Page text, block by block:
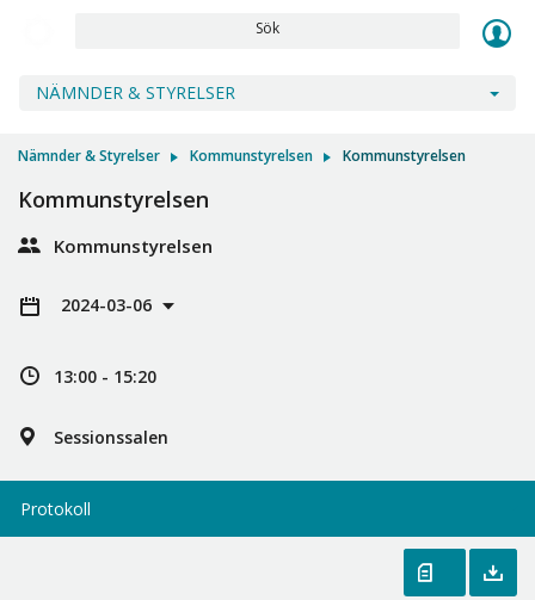
Sök
NÄMNDER & STYRELSER
Nämnder & Styrelser Kommunstyrelsen Kommunstyrelsen
Kommunstyrelsen
Kommunstyrelsen
2024-03-06
13:00 - 15:20
Sessionssalen
Protokoll